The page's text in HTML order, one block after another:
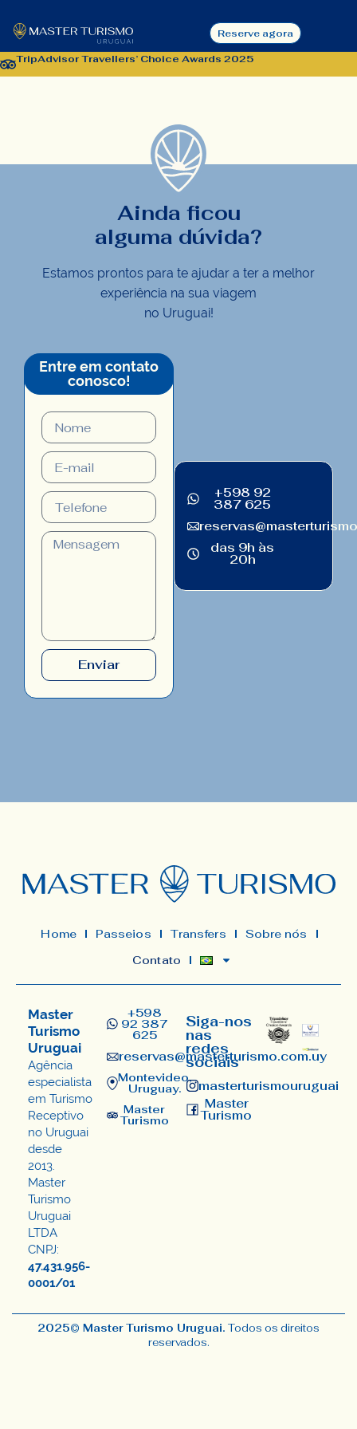
Reserve agora
TripAdvisor Travellers’ Choice Awards 2025
Contato
Ainda ficou
alguma dúvida?
Estamos prontos para te ajudar a ter a melhor
experiência na sua viagem
no Uruguai!
Entre em contato
conosco!
Enviar
+598 92
387 625
das 9h às
20h
Home Passeios Transfers
Sobre nós
Contato
Master
Turismo
Uruguai
Agência
especialista
em Turismo
Receptivo
no Uruguai
desde
2013.
Master
Turismo
Uruguai
LTDA
CNPJ:
47.431.956-
0001/01
+598
92 387
625
reservas@masterturismo.com.uy​
Montevideo,
Uruguay.
Master
Turismo
Siga-nos
nas
redes
sociais
masterturismouruguai
Master
Turismo
2025© Master Turismo Uruguai. Todos os direitos
reservados.